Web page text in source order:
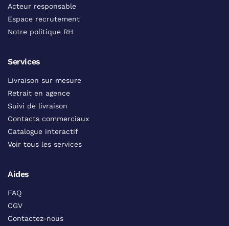
Acteur responsable
Espace recrutement
Notre politique RH
Services
Livraison sur mesure
Retrait en agence
Suivi de livraison
Contacts commerciaux
Catalogue interactif
Voir tous les services
Aides
FAQ
CGV
Contactez-nous